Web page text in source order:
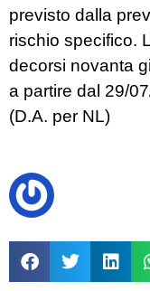
previsto dalla
rischio specifico.
decorsi novanta
a partire dal 29/
(D.A. per NL)